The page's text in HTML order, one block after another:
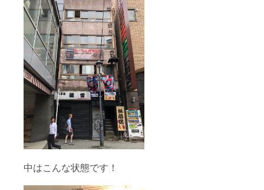
中はこんな状態です！